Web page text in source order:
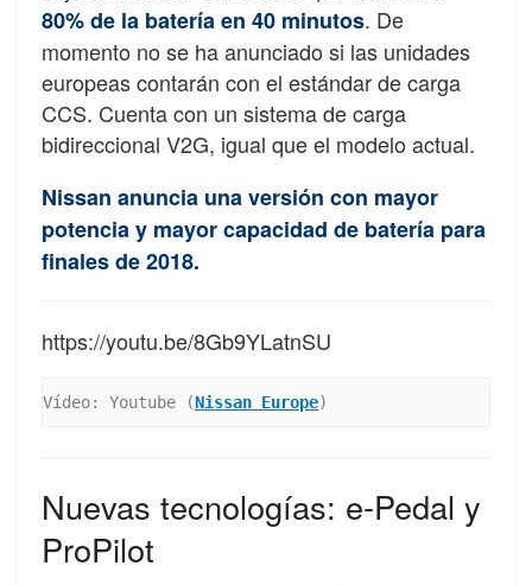
80% de la batería en 40 minutos. De
momento no se ha anunciado si las unidades
europeas contarán con el estándar de carga
CCS. Cuenta con un sistema de carga
bidireccional V2G, igual que el modelo actual.
Nissan anuncia una versión con mayor
potencia y mayor capacidad de batería para
finales de 2018.
https://youtu.be/8Gb9YLatnSU
Vídeo: Youtube (Nissan Europe)
Nuevas tecnologías: e-Pedal y
ProPilot